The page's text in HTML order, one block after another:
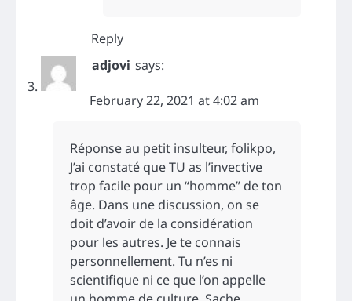
Reply
adjovi says:
February 22, 2021 at 4:02 am
Réponse au petit insulteur, folikpo,
J’ai constaté que TU as l’invective
trop facile pour un “homme” de ton
âge. Dans une discussion, on se
doit d’avoir de la considération
pour les autres. Je te connais
personnellement. Tu n’es ni
scientifique ni ce que l’on appelle